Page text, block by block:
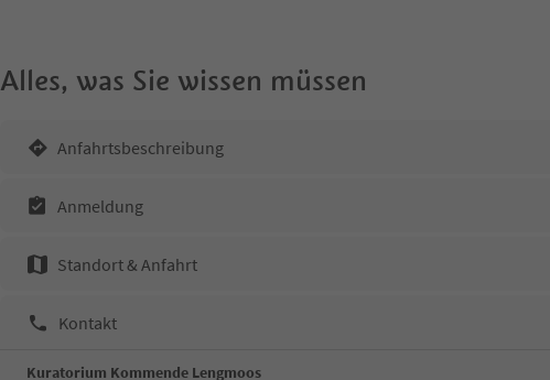
Alles, was Sie wissen müssen
Anfahrtsbeschreibung
Anmeldung
Standort & Anfahrt
Kontakt
Kuratorium Kommende Lengmoos